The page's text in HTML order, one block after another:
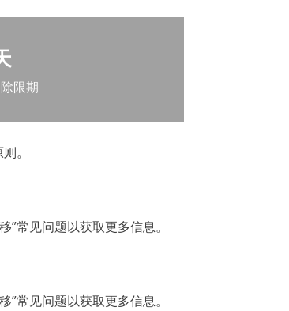
限期
。
常见问题以获取更多信息。
常见问题以获取更多信息。